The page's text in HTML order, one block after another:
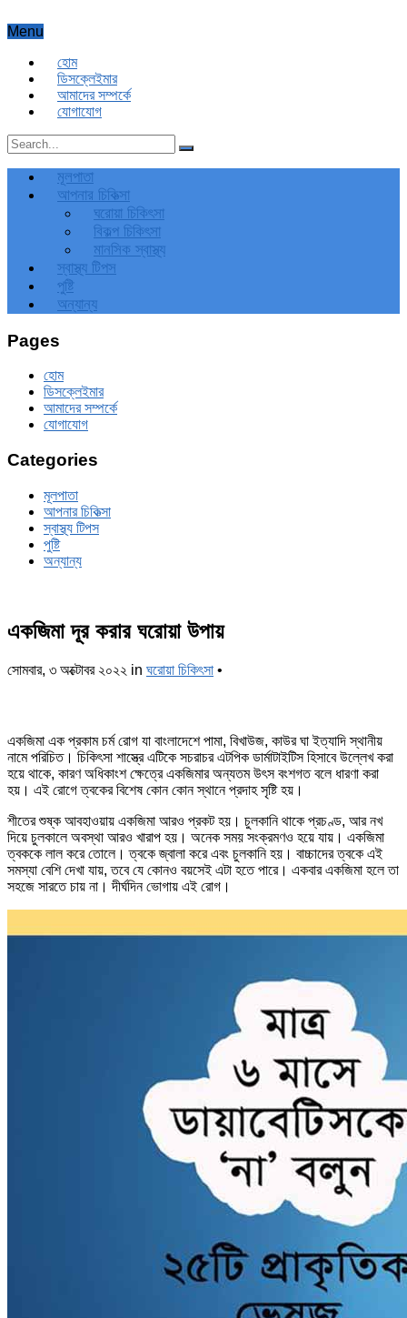
Menu
হোম
ডিসক্লেইমার
আমাদের সম্পর্কে
যোগাযোগ
মূলপাতা
আপনার চিকিত্‍সা
ঘরোয়া চিকিৎসা
বিকল্প চিকিৎসা
মানসিক স্বাস্থ্য
স্বাস্থ্য টিপস
পুষ্টি
অন্যান্য
Pages
হোম
ডিসক্লেইমার
আমাদের সম্পর্কে
যোগাযোগ
Categories
মূলপাতা
আপনার চিকিত্‍সা
স্বাস্থ্য টিপস
পুষ্টি
অন্যান্য
একজিমা দূর করার ঘরোয়া উপায়
সোমবার, ৩ অক্টোবর ২০২২ in ঘরোয়া চিকিৎসা •
একজিমা এক প্রকাম চর্ম রোগ যা বাংলাদেশে পামা, বিখাউজ, কাউর ঘা ইত্যাদি স্থানীয়
নামে পরিচিত। চিকিৎসা শাস্ত্রে এটিকে সচরাচর এটপিক ডার্মাটাইটিস হিসাবে উল্লেখ করা
হয়ে থাকে, কারণ অধিকাংশ ক্ষেত্রে একজিমার অন্যতম উৎস বংশগত বলে ধারণা করা
হয়। এই রোগে ত্বকের বিশেষ কোন কোন স্থানে প্রদাহ সৃষ্টি হয়।
শীতের শুষ্ক আবহাওয়ায় একজিমা আরও প্রকট হয়। চুলকানি থাকে প্রচণ্ড, আর নখ
দিয়ে চুলকালে অবস্থা আরও খারাপ হয়। অনেক সময় সংক্রমণও হয়ে যায়। একজিমা
ত্বককে লাল করে তোলে। ত্বকে জ্বালা করে এবং চুলকানি হয়। বাচ্চাদের ত্বকে এই
সমস্যা বেশি দেখা যায়, তবে যে কোনও বয়সেই এটা হতে পারে। একবার একজিমা হলে তা
সহজে সারতে চায় না। দীর্ঘদিন ভোগায় এই রোগ।